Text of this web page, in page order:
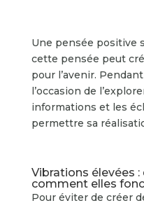
Une pensée positive
cette pensée peut
pour l’avenir.
l’occasion de
informations et les
permettre sa
Vibrations élevées
comment elles
Pour éviter de créer